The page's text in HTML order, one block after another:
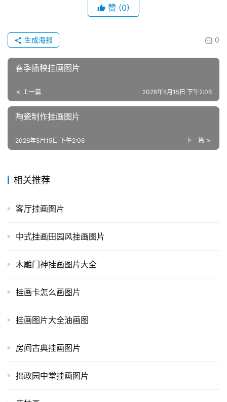
赞 (0)
0
生成海报
春季插秧挂画图片
上一篇 2026年5月15日 下午2:06
陶瓷制作挂画图片
下一篇
2026年5月15日 下午2:06
相关推荐
客厅挂画图片
中式挂画田园风挂画图片
木雕门神挂画图片大全
挂画卡怎么画图片
挂画图片大全油画图
房间古典挂画图片
拙政园中堂挂画图片